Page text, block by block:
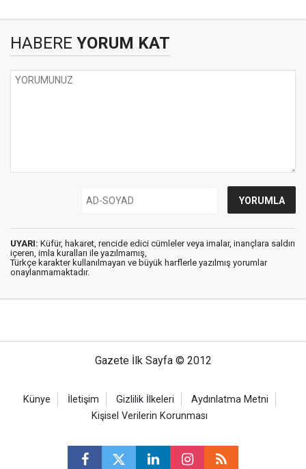
HABERE YORUM KAT
UYARI: Küfür, hakaret, rencide edici cümleler veya imalar, inançlara saldırı
içeren, imla kuralları ile yazılmamış,
Türkçe karakter kullanılmayan ve büyük harflerle yazılmış yorumlar
onaylanmamaktadır.
Gazete İlk Sayfa © 2012
Künye İletişim Gizlilik İlkeleri
Aydınlatma Metni
Kişisel Verilerin Korunması